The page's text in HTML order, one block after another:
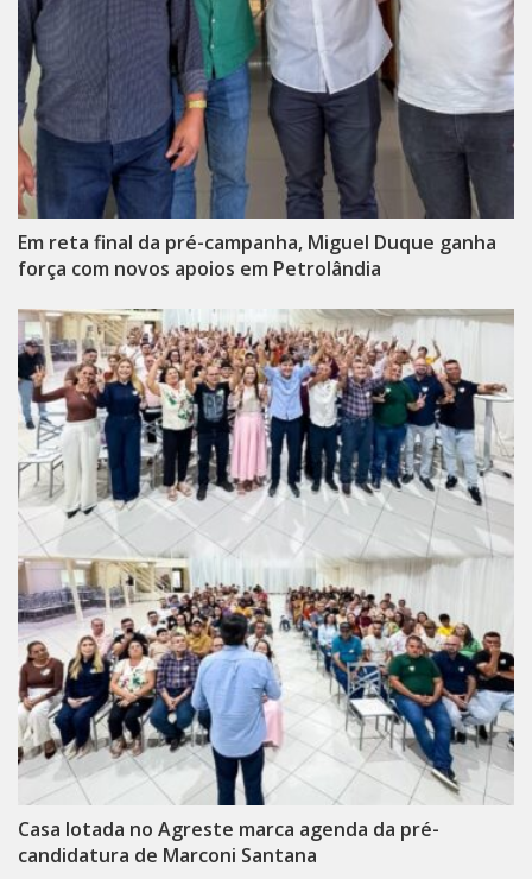
Em reta final da pré-campanha, Miguel Duque ganha
força com novos apoios em Petrolândia
Casa lotada no Agreste marca agenda da pré-
candidatura de Marconi Santana